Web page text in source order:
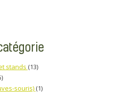
stands (13)
souris) (1)